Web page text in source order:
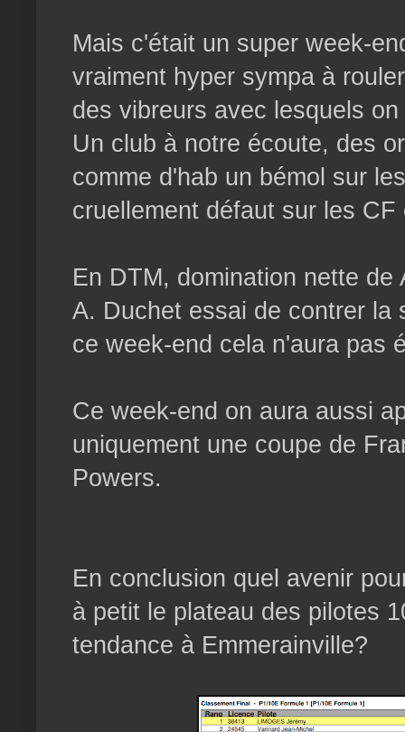
Mais c'était un super week-
vraiment hyper sympa à
des vibreurs avec lesquels
Un club à notre écoute, des
comme d'hab un bémol sur
cruellement défaut sur les CF
En DTM, domination nette
A. Duchet essai de contrer la
ce week-end cela n'aura pas
Ce week-end on aura aussi
uniquement une coupe de
Powers.
En conclusion quel avenir
à petit le plateau des pilotes
tendance à Emmerainville?